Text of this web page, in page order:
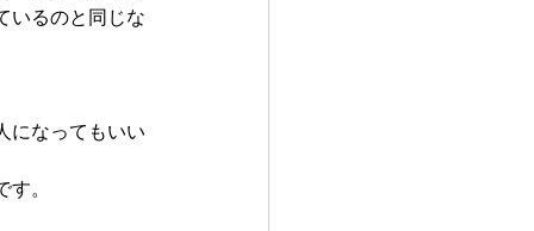
いるのと同じな
になってもいい
。